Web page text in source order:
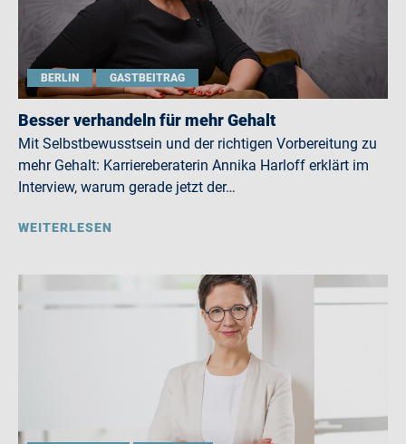
BERLIN GASTBEITRAG
Besser verhandeln für mehr Gehalt
Mit Selbstbewusstsein und der richtigen Vorbereitung zu
mehr Gehalt: Karriereberaterin Annika Harloff erklärt im
Interview, warum gerade jetzt der…
WEITERLESEN